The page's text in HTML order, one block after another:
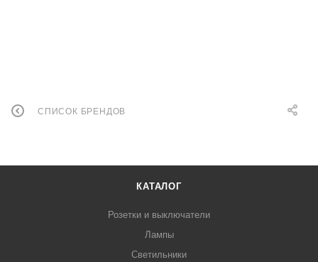
СПИСОК БРЕНДОВ
КАТАЛОГ
Розетки и выключатели
Лампы
Светильники